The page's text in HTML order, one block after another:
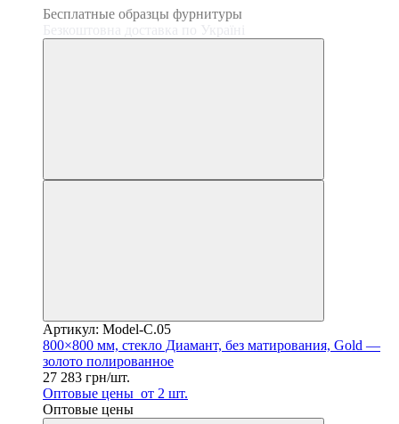
Бесплатные образцы фурнитуры
Артикул: Model-C.05
800×800 мм, стекло Диамант, без матирования, Gold —
золото полированное
27 283 грн/шт.
Оптовые цены от 2 шт.
Оптовые цены